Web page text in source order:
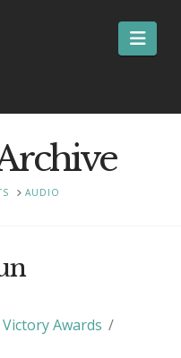
AUDIO
Victory Awards